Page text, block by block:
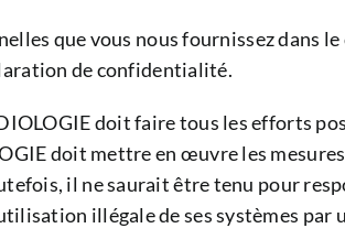
que vous nous fournissez dans
de confidentialité.
doit faire tous les efforts
doit mettre en œuvre les
il ne saurait être tenu pour
illégale de ses systèmes par